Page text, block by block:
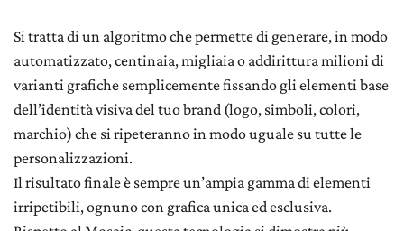
Si tratta di un algoritmo che permette di generare, in modo
automatizzato, centinaia, migliaia o addirittura milioni di
varianti grafiche semplicemente fissando gli elementi base
dell’identità visiva del tuo brand (logo, simboli, colori,
marchio) che si ripeteranno in modo uguale su tutte le
personalizzazioni.
Il risultato finale è sempre un’ampia gamma di elementi
irripetibili, ognuno con grafica unica ed esclusiva.